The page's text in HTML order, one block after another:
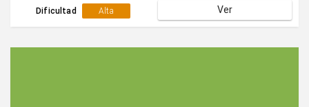
más cercanas al balón.Defender hasta la finalización de
la jugada.
Dificultad Alta Ver